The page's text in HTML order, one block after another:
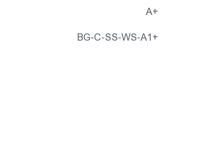
А+
BG-C-SS-WS-A1+